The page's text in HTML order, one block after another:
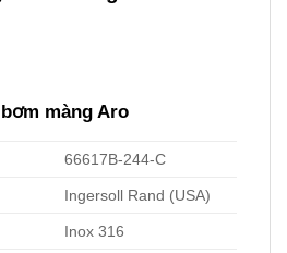
màng Aro
66617B-244-C
Ingersoll Rand (USA)
Inox 316